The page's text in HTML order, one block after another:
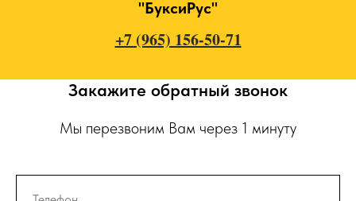
"БуксиРус"
+7 (965) 156-50-71
Закажите обратный звонок
Мы перезвоним Вам через 1 минуту